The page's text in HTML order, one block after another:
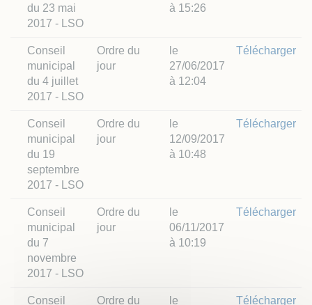
du 23 mai
2017 - LSO
à 15:26
Conseil
municipal
du 4 juillet
2017 - LSO
Ordre du
jour
le
27/06/2017
à 12:04
Télécharger
Conseil
municipal
du 19
septembre
2017 - LSO
Ordre du
jour
le
12/09/2017
à 10:48
Télécharger
Conseil
municipal
du 7
novembre
2017 - LSO
Ordre du
jour
le
06/11/2017
à 10:19
Télécharger
Conseil Ordre du le Télécharger